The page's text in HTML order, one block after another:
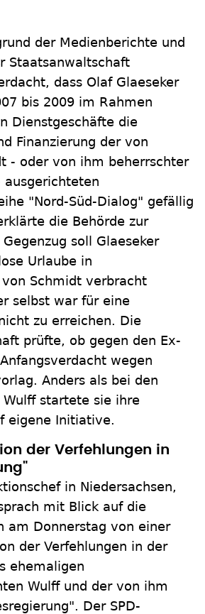
der Medienberichte und
Staatsanwaltschaft
dass Olaf Glaeseker
bis 2009 im Rahmen
Dienstgeschäfte die
Finanzierung der von
- oder von ihm beherrschter
ausgerichteten
"Nord-Süd-Dialog" gefällig
die Behörde zur
soll Glaeseker
Urlaube in
Schmidt verbracht
selbst war für eine
zu erreichen. Die
prüfte, ob gegen den Ex-
wegen
Anders als bei den
Wulff startete sie ihre
eigene Initiative.
der Verfehlungen in
in Niedersachsen,
mit Blick auf die
am Donnerstag von einer
der Verfehlungen in der
ehemaligen
Wulff und der von ihm
Der SPD-